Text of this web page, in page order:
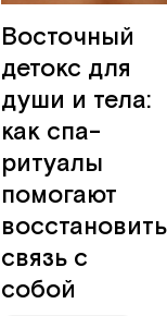
Восточный
детокс для
души и тела:
как спа-
ритуалы
помогают
восстановить
связь с
собой